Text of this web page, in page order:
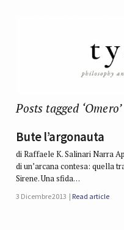
Posts tagged ‘Omero’
Bute l’argonauta
di Raffaele K. Salinari Narra
di un’arcana contesa: quella
Sirene. Una sfida…
3 Dicembre 2013 Read article